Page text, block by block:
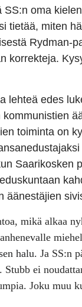
oma
tietää, miten
Rydman-
korrekteja.
lehteä edes
toiminta on
Saarikosken
äänestäjien
mikä alkaa
halu. Ja SS:n
ei
Joku muu